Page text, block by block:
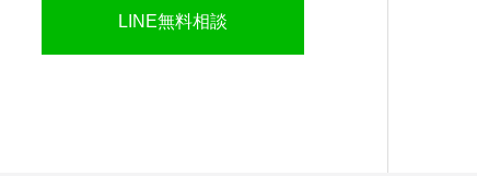
LINE無料相談